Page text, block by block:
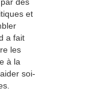
et
a fait
les
à la
soi-